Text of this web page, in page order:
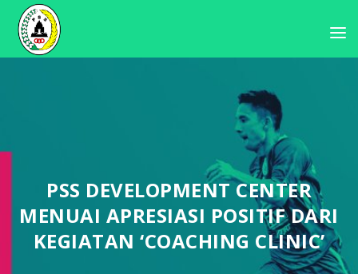
PSS DEVELOPMENT CENTER
MENUAI APRESIASI POSITIF DARI
KEGIATAN ‘COACHING CLINIC’